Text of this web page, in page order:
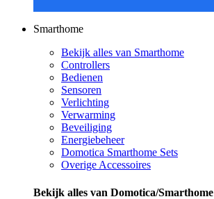
Smarthome
Bekijk alles van Smarthome
Controllers
Bedienen
Sensoren
Verlichting
Verwarming
Beveiliging
Energiebeheer
Domotica Smarthome Sets
Overige Accessoires
Bekijk alles van Domotica/Smarthome